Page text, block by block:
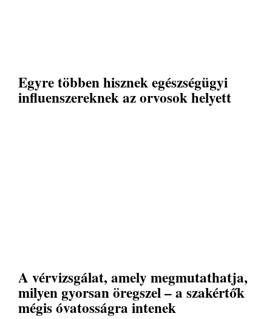
Egyre többen hisznek egészségügyi
influenszereknek az orvosok helyett
A vérvizsgálat, amely megmutathatja,
milyen gyorsan öregszel – a szakértők
mégis óvatosságra intenek